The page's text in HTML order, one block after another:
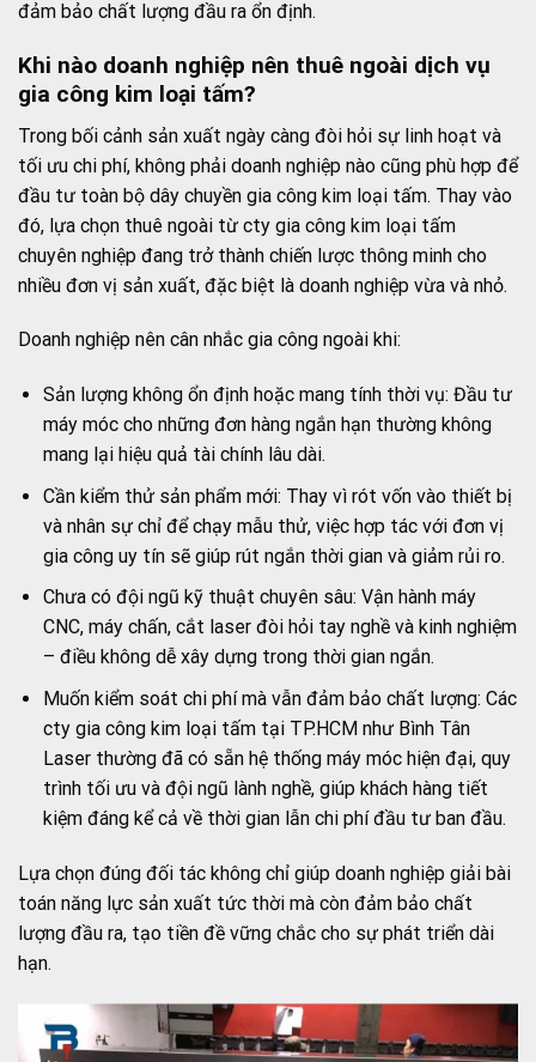
đảm bảo chất lượng đầu ra ổn định.
Khi nào doanh nghiệp nên thuê ngoài dịch vụ
gia công kim loại tấm?
Trong bối cảnh sản xuất ngày càng đòi hỏi sự linh hoạt và
tối ưu chi phí, không phải doanh nghiệp nào cũng phù hợp để
đầu tư toàn bộ dây chuyền gia công kim loại tấm. Thay vào
đó, lựa chọn thuê ngoài từ cty gia công kim loại tấm
chuyên nghiệp đang trở thành chiến lược thông minh cho
nhiều đơn vị sản xuất, đặc biệt là doanh nghiệp vừa và nhỏ.
Doanh nghiệp nên cân nhắc gia công ngoài khi:
Sản lượng không ổn định hoặc mang tính thời vụ: Đầu tư
máy móc cho những đơn hàng ngắn hạn thường không
mang lại hiệu quả tài chính lâu dài.
Cần kiểm thử sản phẩm mới: Thay vì rót vốn vào thiết bị
và nhân sự chỉ để chạy mẫu thử, việc hợp tác với đơn vị
gia công uy tín sẽ giúp rút ngắn thời gian và giảm rủi ro.
Chưa có đội ngũ kỹ thuật chuyên sâu: Vận hành máy
CNC, máy chấn, cắt laser đòi hỏi tay nghề và kinh nghiệm
– điều không dễ xây dựng trong thời gian ngắn.
Muốn kiểm soát chi phí mà vẫn đảm bảo chất lượng: Các
cty gia công kim loại tấm tại TP.HCM như Bình Tân
Laser thường đã có sẵn hệ thống máy móc hiện đại, quy
trình tối ưu và đội ngũ lành nghề, giúp khách hàng tiết
kiệm đáng kể cả về thời gian lẫn chi phí đầu tư ban đầu.
Lựa chọn đúng đối tác không chỉ giúp doanh nghiệp giải bài
toán năng lực sản xuất tức thời mà còn đảm bảo chất
lượng đầu ra, tạo tiền đề vững chắc cho sự phát triển dài
hạn.